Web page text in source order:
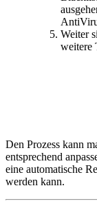
Weiter
weitere
Den Prozess kann
entsprechend
eine automatische
werden kann.